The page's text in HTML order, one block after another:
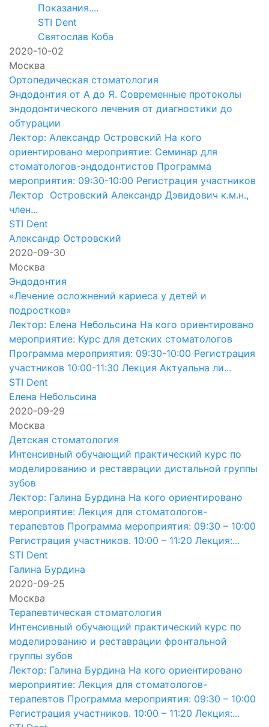
Показания....
STI Dent
Святослав Коба
2020-10-02
Москва
Ортопедическая стоматология
Эндодонтия от А до Я. Современные протоколы
эндодонтического лечения от диагностики до
обтурации
Лектор: Александр Островский На кого
ориентировано мероприятие: Семинар для
стоматологов-эндодонтистов Программа
мероприятия: 09:30-10:00 Регистрация участников
Лектор Островский Александр Дэвидович к.м.н.,
член...
STI Dent
Александр Островский
2020-09-30
Москва
Эндодонтия
«Лечение осложнений кариеса у детей и
подростков»
Лектор: Елена Небольсина На кого ориентировано
мероприятие: Курс для детских стоматологов
Программа мероприятия: 09:30-10:00 Регистрация
участников 10:00-11:30 Лекция Актуальна ли...
STI Dent
Елена Небольсина
2020-09-29
Москва
Детская стоматология
Интенсивный обучающий практический курс по
моделированию и реставрации дистальной группы
зубов
Лектор: Галина Бурдина На кого ориентировано
мероприятие: Лекция для стоматологов-
терапевтов Программа мероприятия: 09:30 – 10:00
Регистрация участников. 10:00 – 11:20 Лекция:...
STI Dent
Галина Бурдина
2020-09-25
Москва
Терапевтическая стоматология
Интенсивный обучающий практический курс по
моделированию и реставрации фронтальной
группы зубов
Лектор: Галина Бурдина На кого ориентировано
мероприятие: Лекция для стоматологов-
терапевтов Программа мероприятия: 09:30 – 10:00
Регистрация участников. 10:00 – 11:20 Лекция:...